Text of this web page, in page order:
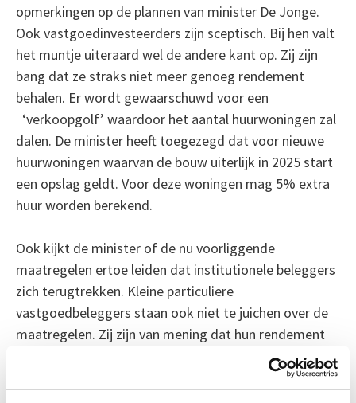
opmerkingen op de plannen van minister De Jonge.
Ook vastgoedinvesteerders zijn sceptisch. Bij hen valt
het muntje uiteraard wel de andere kant op. Zij zijn
bang dat ze straks niet meer genoeg rendement
behalen. Er wordt gewaarschuwd voor een
‘verkoopgolf’ waardoor het aantal huurwoningen zal
dalen. De minister heeft toegezegd dat voor nieuwe
huurwoningen waarvan de bouw uiterlijk in 2025 start
een opslag geldt. Voor deze woningen mag 5% extra
huur worden berekend.
Ook kijkt de minister of de nu voorliggende
maatregelen ertoe leiden dat institutionele beleggers
zich terugtrekken. Kleine particuliere
vastgoedbeleggers staan ook niet te juichen over de
maatregelen. Zij zijn van mening dat hun rendement
wordt afgesnoept. Maar minister De Jonge is hier
duidelijk over. Deze groep kocht vaak juist de